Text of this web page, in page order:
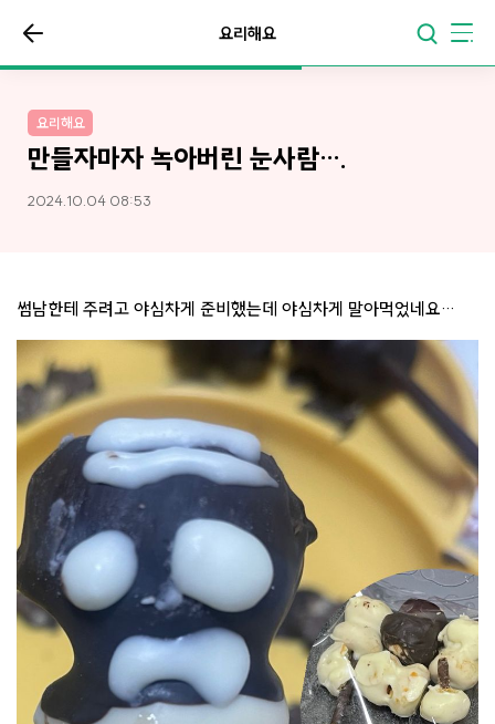
요리해요
요리해요
만들자마자 녹아버린 눈사람….
2024.10.04 08:53
썸남한테 주려고 야심차게 준비했는데 야심차게 말아먹었네요…